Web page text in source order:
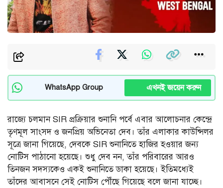
WhatsApp Group এখনই জয়েন করুন
রাজ্যে চলমান SIR প্রক্রিয়ার শুনানি পর্বে এবার আলোচনার কেন্দ্রে
তৃণমূল সাংসদ ও জনপ্রিয় অভিনেতা দেব। তাঁর এলাকার কাউন্সিলর
সূত্রে জানা গিয়েছে, দেবকে SIR শুনানিতে হাজির হওয়ার জন্য
নোটিস পাঠানো হয়েছে। শুধু দেব নন, তাঁর পরিবারের আরও
তিনজন সদস্যকেও একই শুনানিতে ডাকা হয়েছে। ইতিমধ্যেই
তাঁদের আবাসনে সেই নোটিস পৌঁছে গিয়েছে বলে জানা যাচ্ছে।